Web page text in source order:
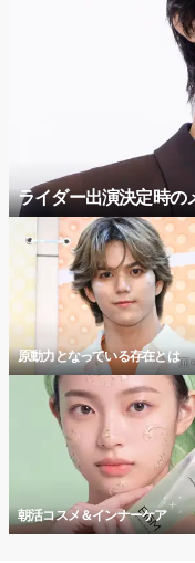
ライダー出演決定時の
原動力となっている存在とは
朝活コスメ＆インナーケア